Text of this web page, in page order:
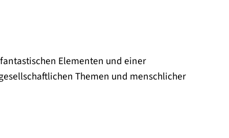
Elementen und einer
Themen und menschlicher